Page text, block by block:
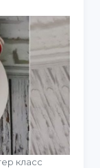
класс